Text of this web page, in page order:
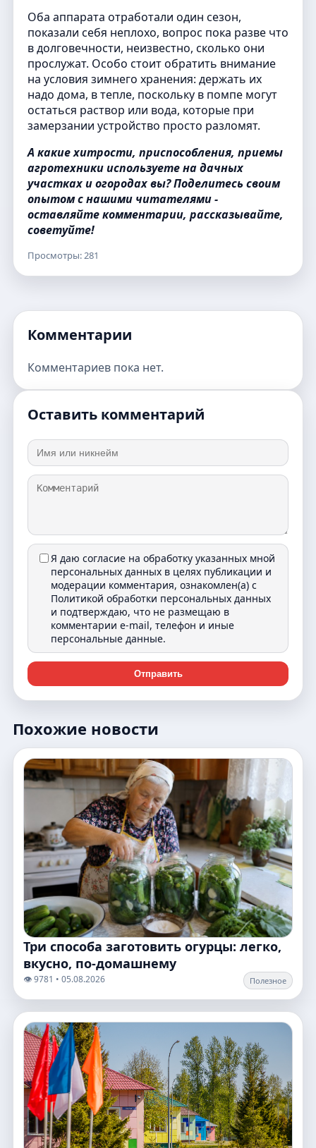
Оба аппарата отработали один сезон,
показали себя неплохо, вопрос пока разве что
в долговечности, неизвестно, сколько они
прослужат. Особо стоит обратить внимание
на условия зимнего хранения: держать их
надо дома, в тепле, поскольку в помпе могут
остаться раствор или вода, которые при
замерзании устройство просто разломят.
А какие хитрости, приспособления, приемы
агротехники используете на дачных
участках и огородах вы? Поделитесь своим
опытом с нашими читателями -
оставляйте комментарии, рассказывайте,
советуйте!
Просмотры: 281
Комментарии
Комментариев пока нет.
Оставить комментарий
Я даю согласие на обработку указанных мной
персональных данных в целях публикации и
модерации комментария, ознакомлен(а) с
Политикой обработки персональных данных
и подтверждаю, что не размещаю в
комментарии e-mail, телефон и иные
персональные данные.
Отправить
Похожие новости
Три способа заготовить огурцы: легко,
вкусно, по‑домашнему
👁️ 9781 • 05.08.2026 Полезное